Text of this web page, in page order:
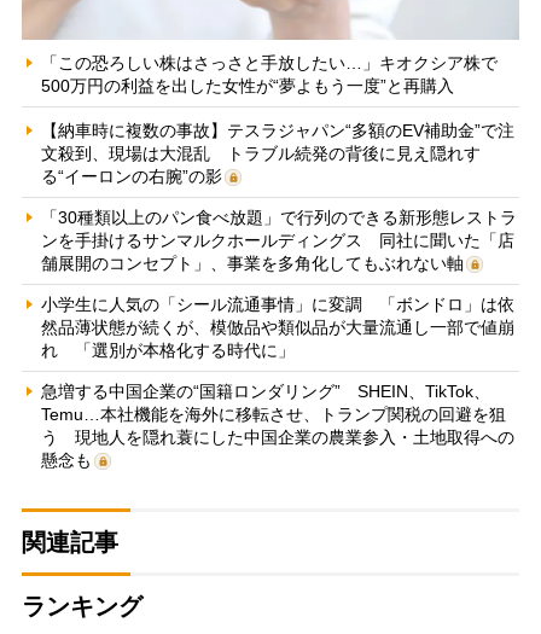
「この恐ろしい株はさっさと手放したい…」キオクシア株で
500万円の利益を出した女性が“夢よもう一度”と再購入
【納車時に複数の事故】テスラジャパン“多額のEV補助金”で注
文殺到、現場は大混乱 トラブル続発の背後に見え隠れす
る“イーロンの右腕”の影
「30種類以上のパン食べ放題」で行列のできる新形態レストラ
ンを手掛けるサンマルクホールディングス 同社に聞いた「店
舗展開のコンセプト」、事業を多角化してもぶれない軸
小学生に人気の「シール流通事情」に変調 「ボンドロ」は依
然品薄状態が続くが、模倣品や類似品が大量流通し一部で値崩
れ 「選別が本格化する時代に」
急増する中国企業の“国籍ロンダリング” SHEIN、TikTok、
Temu…本社機能を海外に移転させ、トランプ関税の回避を狙
う 現地人を隠れ蓑にした中国企業の農業参入・土地取得への
懸念も
関連記事
ランキング